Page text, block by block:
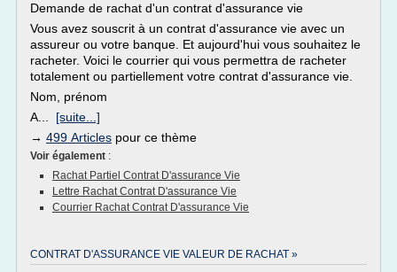
Demande de rachat d'un contrat d'assurance vie
Vous avez souscrit à un contrat d'assurance vie avec un
assureur ou votre banque. Et aujourd'hui vous souhaitez le
racheter. Voici le courrier qui vous permettra de racheter
totalement ou partiellement votre contrat d'assurance vie.
Nom, prénom
A... [suite...]
→ 499 Articles pour ce thème
Voir également :
Rachat Partiel Contrat D'assurance Vie
Lettre Rachat Contrat D'assurance Vie
Courrier Rachat Contrat D'assurance Vie
CONTRAT D'ASSURANCE VIE VALEUR DE RACHAT »